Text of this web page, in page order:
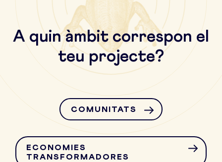
A quin àmbit correspon el
teu projecte?
COMUNITATS
ECONOMIES
TRANSFORMADORES